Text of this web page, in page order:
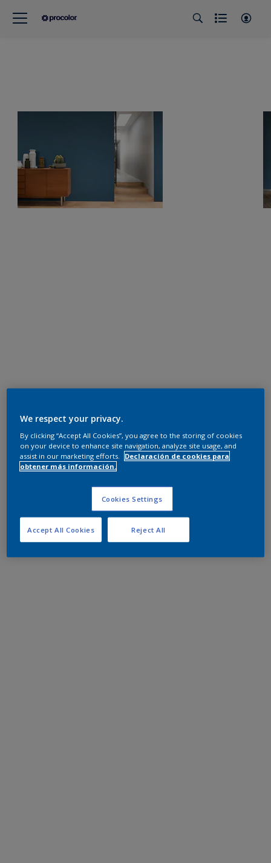
We respect your privacy.
By clicking “Accept All Cookies”, you agree to the storing of cookies
on your device to enhance site navigation, analyze site usage, and
assist in our marketing efforts.
Declaración de cookies para
obtener más información.
Cookies Settings
Reject All
Accept All Cookies